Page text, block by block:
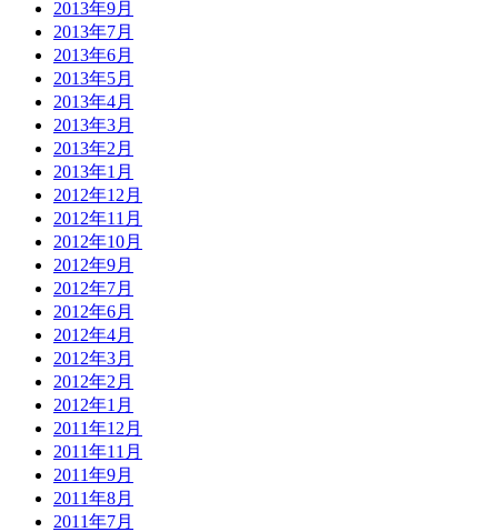
2013年9月
2013年7月
2013年6月
2013年5月
2013年4月
2013年3月
2013年2月
2013年1月
2012年12月
2012年11月
2012年10月
2012年9月
2012年7月
2012年6月
2012年4月
2012年3月
2012年2月
2012年1月
2011年12月
2011年11月
2011年9月
2011年8月
2011年7月